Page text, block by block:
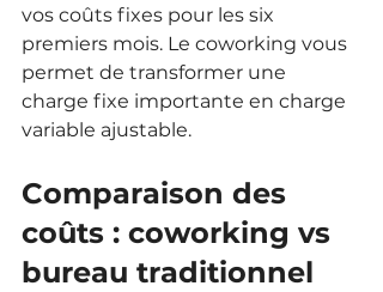
vos coûts fixes pour les six
premiers mois. Le coworking vous
permet de transformer une
charge fixe importante en charge
variable ajustable.
Comparaison des
coûts : coworking vs
bureau traditionnel